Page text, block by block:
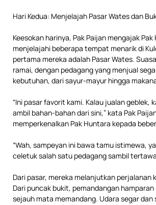
Hari Kedua: Menjelajah Pasar Wates dan
Keesokan harinya, Pak Paijan mengajak
menjelajahi beberapa tempat menarik di
pertama mereka adalah Pasar Wates.
ramai, dengan pedagang yang menjual
kebutuhan, dari sayur-mayur hingga
“Ini pasar favorit kami. Kalau jualan geblek,
ambil bahan-bahan dari sini,” kata Pak
memperkenalkan Pak Huntara kepada
“Wah, sampeyan ini bawa tamu istimewa,
celetuk salah satu pedagang sambil
Dari pasar, mereka melanjutkan perjalanan
Dari puncak bukit, pemandangan
sejauh mata memandang. Udara segar dan